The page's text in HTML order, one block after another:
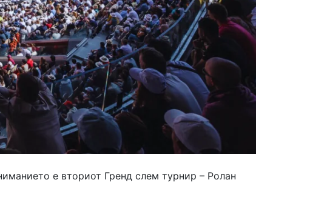
е вториот Гренд слем турнир – Ролан